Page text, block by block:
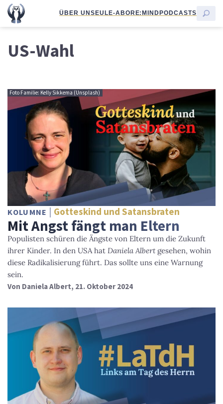
ÜBER UNSEULE-ABORE:MINDPODCASTS
US-Wahl
Foto Familie: Kelly Sikkema (Unsplash)
KOLUMNE Gotteskind und Satansbraten
Mit Angst fängt man Eltern
Populisten schüren die Ängste von Eltern um die Zukunft
ihrer Kinder. In den USA hat Daniela Albertgesehen, wohin
diese Radikalisierung führt. Das sollte uns eine Warnung
sein.
Von Daniela Albert, 21. Oktober 2024